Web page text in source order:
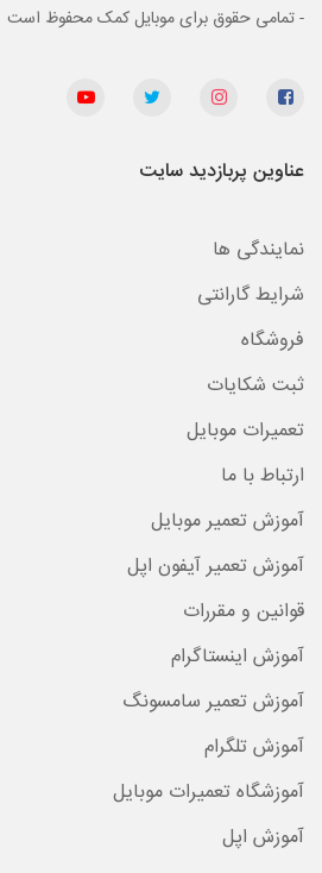
- تمامی حقوق برای موبایل کمک محفوظ است
عناوین پربازدید سایت
نمایندگی ها
شرایط گارانتی
فروشگاه
ثبت شکایات
تعمیرات موبایل
ارتباط با ما
آموزش تعمیر موبایل
آموزش تعمیر آیفون اپل
قوانین و مقررات
آموزش اینستاگرام
آموزش تعمیر سامسونگ
آموزش تلگرام
آموزشگاه تعمیرات موبایل
آموزش اپل